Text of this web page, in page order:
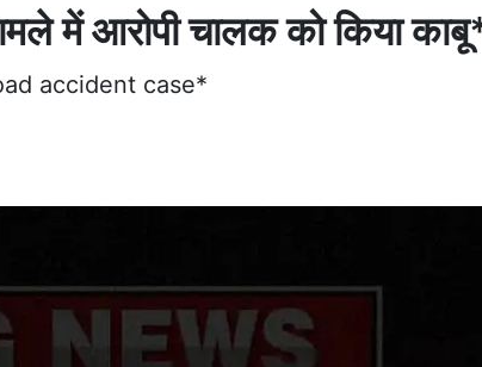
में आरोपी चालक को किया
accident case*